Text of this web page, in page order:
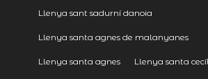
Llenya sant sadurní danoia
Llenya santa agnes de malanyanes
Llenya santa agnes Llenya santa